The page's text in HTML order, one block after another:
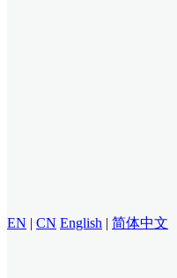
EN | CN English | 简体中文